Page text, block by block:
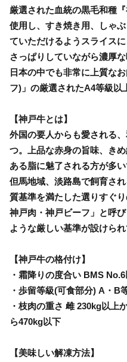
厳選された血統の黒毛和種
使用し、すき焼き用、しゃ
ていただけるようスライスに
さっぱりしていながら濃厚
日本の中でも非常に上質な
フ)」の厳選されたA4等級以
【神戸牛とは】
外国の要人からも愛される
つ。上品な赤身の旨味、き
ある脂に魅了される方が多い
但馬地域、淡路島で飼育さ
質基準を満たした選りすぐ
神戸肉・神戸ビーフ」と呼
ような厳しい基準が設けられ
【神戸牛の格付け】
・霜降りの度合い BMS No.6
・歩留等級(可食部分) A・B
・枝肉の重さ 雌 230kg以上
ら470kg以下
【美味しい解凍方法】